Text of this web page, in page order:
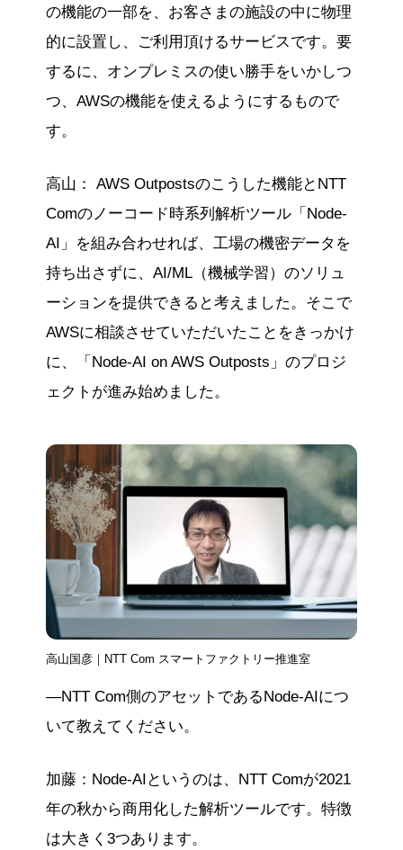
の機能の一部を、お客さまの施設の中に物理
的に設置し、ご利用頂けるサービスです。要
するに、オンプレミスの使い勝手をいかしつ
つ、AWSの機能を使えるようにするもので
す。
高山： AWS Outpostsのこうした機能とNTT
Comのノーコード時系列解析ツール「Node-
AI」を組み合わせれば、工場の機密データを
持ち出さずに、AI/ML（機械学習）のソリュ
ーションを提供できると考えました。そこで
AWSに相談させていただいたことをきっかけ
に、「Node-AI on AWS Outposts」のプロジ
ェクトが進み始めました。
高山国彦｜NTT Com スマートファクトリー推進室
―NTT Com側のアセットであるNode-AIにつ
いて教えてください。
加藤：Node-AIというのは、NTT Comが2021
年の秋から商用化した解析ツールです。特徴
は大きく3つあります。